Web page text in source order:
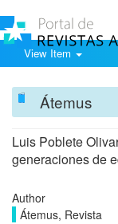
View Item
Átemus
Luis Poblete
generaciones de
Author
Átemus, Revista